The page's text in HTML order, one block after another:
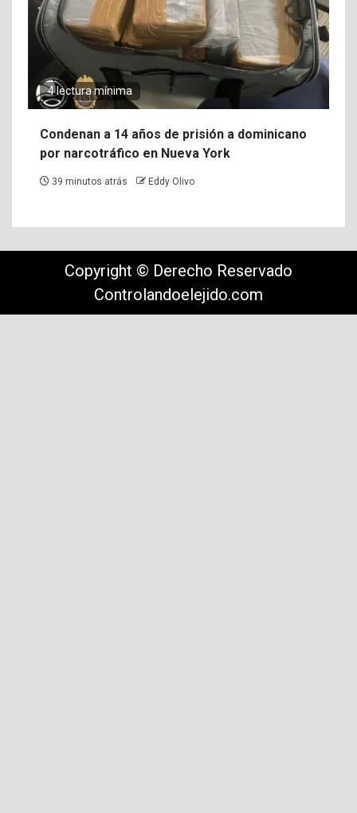
4 lectura mínima
Condenan a 14 años de prisión a dominicano
por narcotráfico en Nueva York
39 minutos atrás Eddy Olivo
Copyright © Derecho Reservado
Controlandoelejido.com